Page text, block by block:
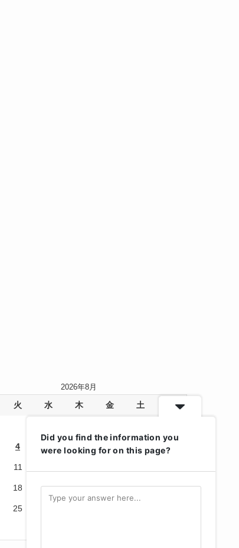
2026年8月
火 水 木 金 土
4 6 9
11
18 19 20 21 22 23
25
Did you find the information you
were looking for on this page?